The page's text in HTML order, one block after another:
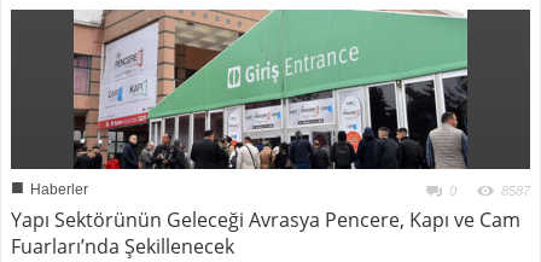
■ Haberler 0 8587
Yapı Sektörünün Geleceği Avrasya Pencere, Kapı ve Cam
Fuarları’nda Şekillenecek